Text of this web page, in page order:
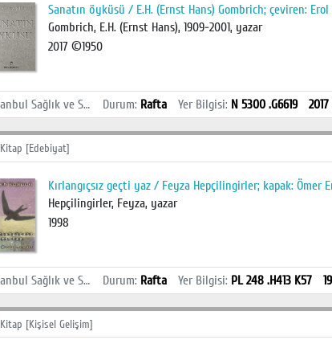
Sanatın öyküsü / E.H. (Ernst Hans) Gombrich; çeviren:
Gombrich, E.H. (Ernst Hans), 1909-2001, yazar
2017 ©1950
İstanbul Sağlık ve Sosyal Bilimler MYO Kütüphanesi Durum: Rafta Yer Bilgisi: N 5300 .G6619
Kitap [Edebiyat]
Kırlangıçsız geçti yaz / Feyza Hepçilingirler; kapak: Ömer
Hepçilingirler, Feyza, yazar
1998
İstanbul Sağlık ve Sosyal Bilimler MYO Kütüphanesi Durum: Rafta Yer Bilgisi: PL 248 .H413 K57
Kitap [Kişisel Gelişim]